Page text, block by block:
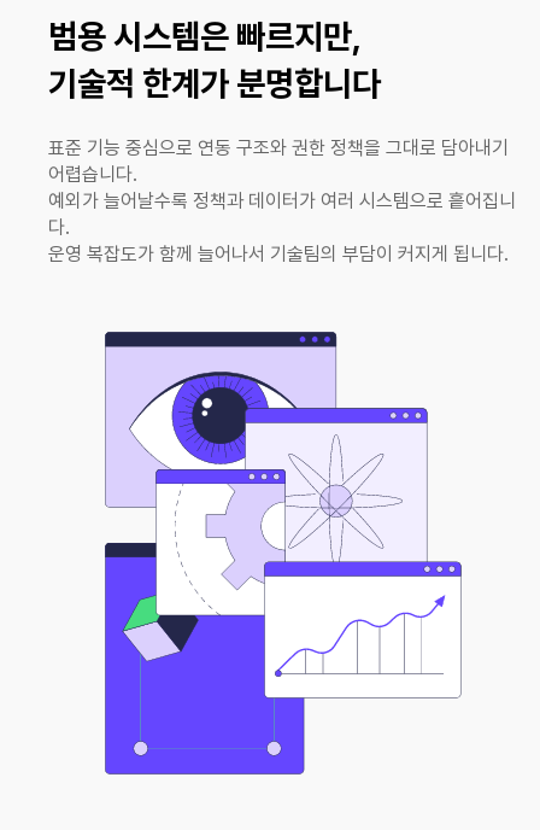
범용 시스템은 빠르지만,
기술적 한계가 분명합니다
표준 기능 중심으로 연동 구조와 권한 정책을 그대로 담아내기
어렵습니다.
예외가 늘어날수록 정책과 데이터가 여러 시스템으로 흩어집니
다.
운영 복잡도가 함께 늘어나서 기술팀의 부담이 커지게 됩니다.